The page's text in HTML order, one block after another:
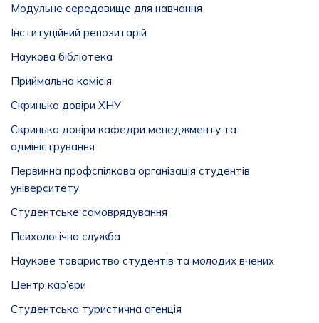
Модульне середовище для навчання
Інституційний репозитарій
Наукова бібліотека
Приймальна комісія
Скринька довіри ХНУ
Скринька довіри кафедри менеджменту та
адміністрування
Первинна профспілкова організація студентів
університету
Студентське самоврядування
Психологічна служба
Наукове товариство студентів та молодих вчених
Центр кар’єри
Студентська туристична агенція